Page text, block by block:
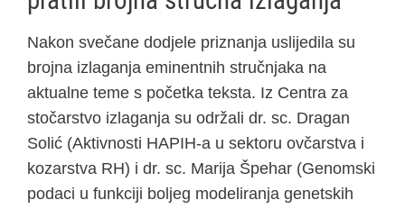
Nakon svečane dodjele priznanja uslijedila su
brojna izlaganja eminentnih stručnjaka na
aktualne teme s početka teksta. Iz Centra za
stočarstvo izlaganja su održali dr. sc. Dragan
Solić (Aktivnosti HAPIH-a u sektoru ovčarstva i
kozarstva RH) i dr. sc. Marija Špehar (Genomski
podaci u funkciji boljeg modeliranja genetskih